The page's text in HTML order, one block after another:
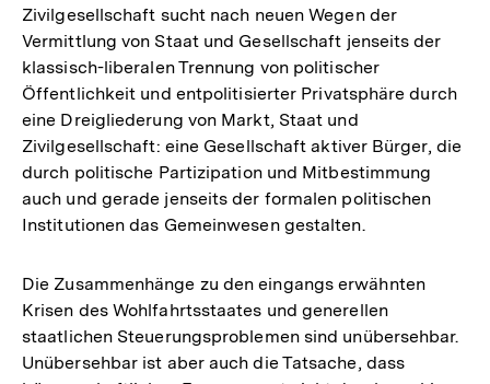
Zivilgesellschaft sucht nach neuen Wegen der
Vermittlung von Staat und Gesellschaft jenseits der
klassisch-liberalen Trennung von politischer
Öffentlichkeit und entpolitisierter Privatsphäre durch
eine Dreigliederung von Markt, Staat und
Zivilgesellschaft: eine Gesellschaft aktiver Bürger, die
durch politische Partizipation und Mitbestimmung
auch und gerade jenseits der formalen politischen
Institutionen das Gemeinwesen gestalten.
Die Zusammenhänge zu den eingangs erwähnten
Krisen des Wohlfahrtsstaates und generellen
staatlichen Steuerungsproblemen sind unübersehbar.
Unübersehbar ist aber auch die Tatsache, dass